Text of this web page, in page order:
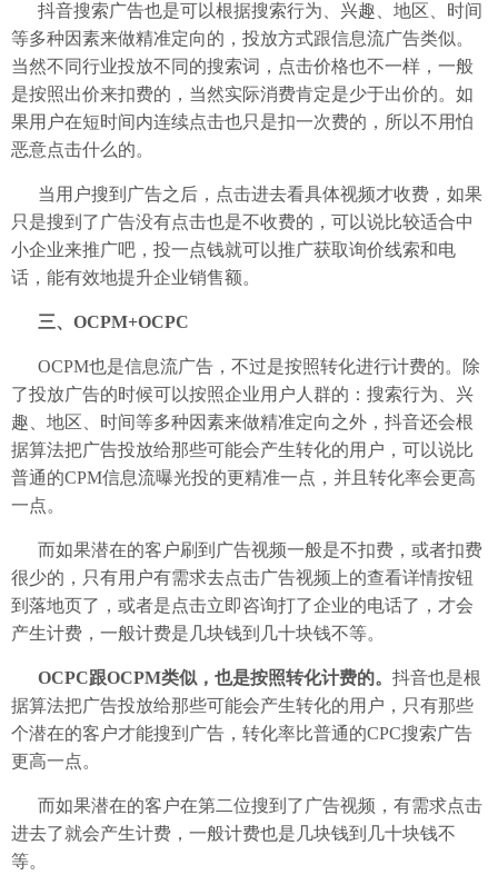
抖音搜索广告也是可以根据搜索行为、兴趣、地区、时间
等多种因素来做精准定向的，投放方式跟信息流广告类似。
当然不同行业投放不同的搜索词，点击价格也不一样，一般
是按照出价来扣费的，当然实际消费肯定是少于出价的。如
果用户在短时间内连续点击也只是扣一次费的，所以不用怕
恶意点击什么的。
当用户搜到广告之后，点击进去看具体视频才收费，如果
只是搜到了广告没有点击也是不收费的，可以说比较适合中
小企业来推广吧，投一点钱就可以推广获取询价线索和电
话，能有效地提升企业销售额。
三、OCPM+OCPC
OCPM也是信息流广告，不过是按照转化进行计费的。除
了投放广告的时候可以按照企业用户人群的：搜索行为、兴
趣、地区、时间等多种因素来做精准定向之外，抖音还会根
据算法把广告投放给那些可能会产生转化的用户，可以说比
普通的CPM信息流曝光投的更精准一点，并且转化率会更高
一点。
而如果潜在的客户刷到广告视频一般是不扣费，或者扣费
很少的，只有用户有需求去点击广告视频上的查看详情按钮
到落地页了，或者是点击立即咨询打了企业的电话了，才会
产生计费，一般计费是几块钱到几十块钱不等。
OCPC跟OCPM类似，也是按照转化计费的。 抖音也是根
据算法把广告投放给那些可能会产生转化的用户，只有那些
个潜在的客户才能搜到广告，转化率比普通的CPC搜索广告
更高一点。
而如果潜在的客户在第二位搜到了广告视频，有需求点击
进去了就会产生计费，一般计费也是几块钱到几十块钱不
等。